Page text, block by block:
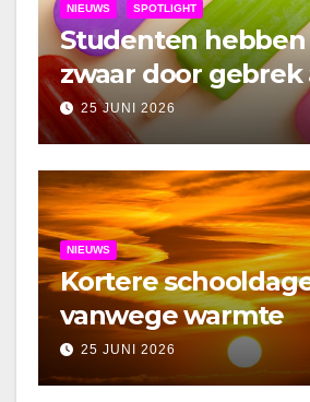
NIEUWS SPOTLIGHT
Studenten
zwaar door gebrek
25 JUNI 2026
NIEUWS
Kortere
vanwege warmte
25 JUNI 2026